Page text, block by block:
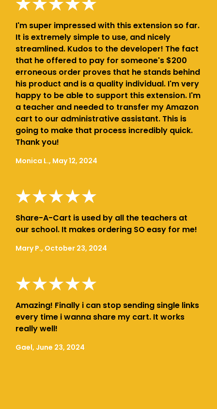
I'm super impressed with this extension so far.
It is extremely simple to use, and nicely
streamlined. Kudos to the developer! The fact
that he offered to pay for someone's $200
erroneous order proves that he stands behind
his product and is a quality individual. I'm very
happy to be able to support this extension. I'm
a teacher and needed to transfer my Amazon
cart to our administrative assistant. This is
going to make that process incredibly quick.
Thank you!
Monica L., May 12, 2024
Share-A-Cart is used by all the teachers at
our school. It makes ordering SO easy for me!
Mary P., October 23, 2024
Amazing! Finally i can stop sending single links
every time i wanna share my cart. It works
really well!
Gael, June 23, 2024